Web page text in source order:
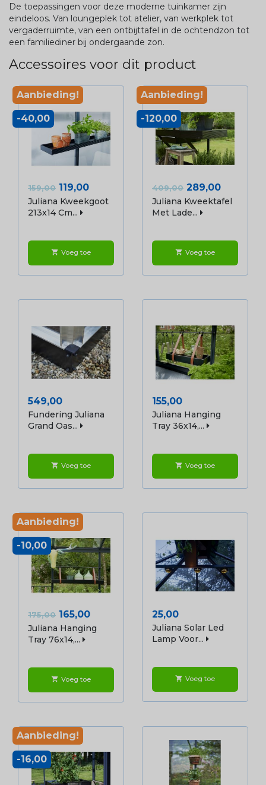
De toepassingen voor deze moderne tuinkamer zijn
eindeloos. Van loungeplek tot atelier, van werkplek tot
vergaderruimte, van een ontbijttafel in de ochtendzon tot
een familiediner bij ondergaande zon.
Accessoires voor dit product
Normale
prijs
159,00 Prijs
119,00
Juliana Kweekgoot
213x14 Cm...
shopping_cart Voeg toe
Aanbieding!
-40,00
Normale
prijs
409,00 Prijs
289,00
Juliana Kweektafel
Met Lade...
shopping_cart Voeg toe
Aanbieding!
-120,00
Prijs
549,00
Fundering Juliana
Grand Oas...
shopping_cart Voeg toe
Prijs
155,00
Juliana Hanging
Tray 36x14,...
shopping_cart Voeg toe
Normale
prijs
175,00 Prijs
165,00
Juliana Hanging
Tray 76x14,...
shopping_cart Voeg toe
Aanbieding!
-10,00
Prijs
25,00
Juliana Solar Led
Lamp Voor...
shopping_cart Voeg toe
Aanbieding!
-16,00